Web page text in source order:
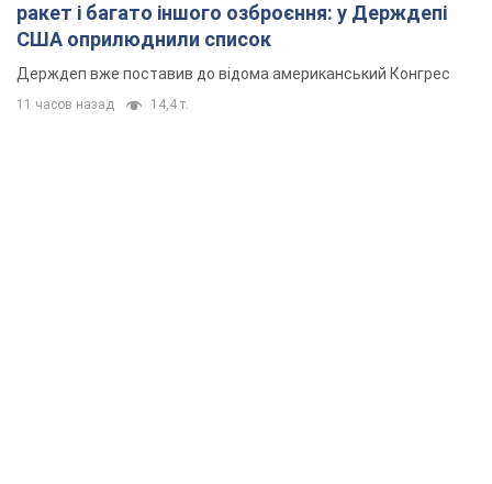
ракет і багато іншого озброєння: у Держдепі
США оприлюднили список
Держдеп вже поставив до відома американський Конгрес
11 часов назад 14,4 т.